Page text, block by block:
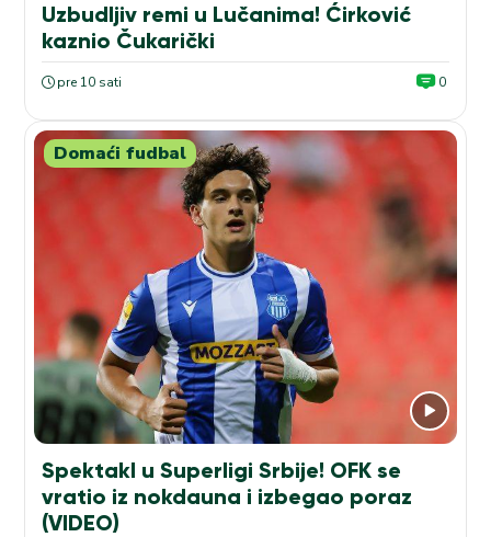
Uzbudljiv remi u Lučanima! Ćirković
kaznio Čukarički
pre 10 sati 0
Domaći fudbal
Spektakl u Superligi Srbije! OFK se
vratio iz nokdauna i izbegao poraz
(VIDEO)